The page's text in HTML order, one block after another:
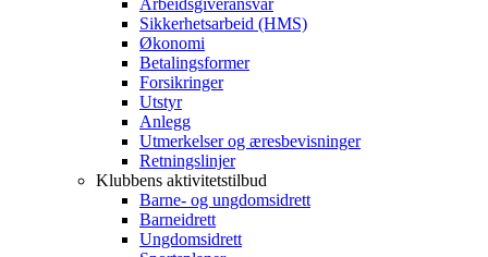
Arbeidsgiveransvar
Sikkerhetsarbeid (HMS)
Økonomi
Betalingsformer
Forsikringer
Utstyr
Anlegg
Utmerkelser og æresbevisninger
Retningslinjer
Klubbens aktivitetstilbud
Barne- og ungdomsidrett
Barneidrett
Ungdomsidrett